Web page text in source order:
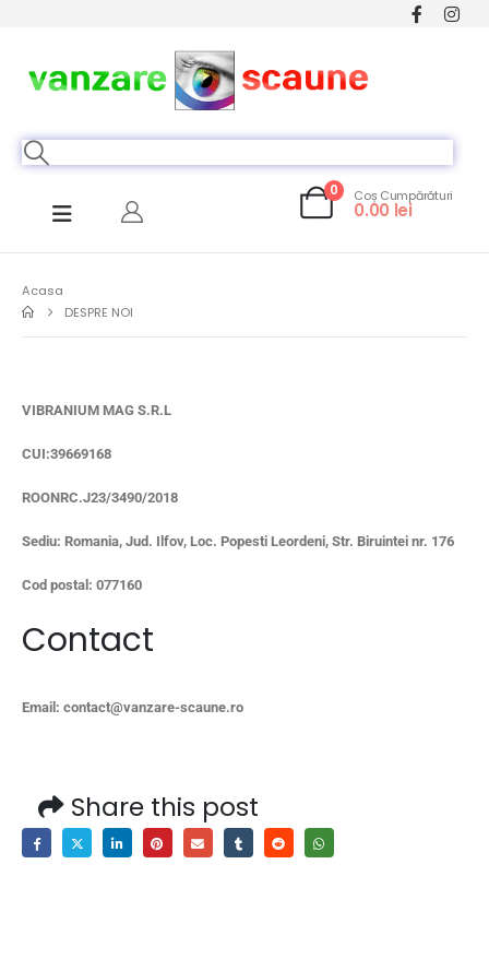
0 Coș Cumpărături
0.00 lei
Acasa
DESPRE NOI
VIBRANIUM MAG S.R.L
CUI:39669168
ROONRC.J23/3490/2018
Sediu: Romania, Jud. Ilfov, Loc. Popesti Leordeni, Str. Biruintei nr. 176
Cod postal: 077160
Contact
Email: contact@vanzare-scaune.ro
Share this post